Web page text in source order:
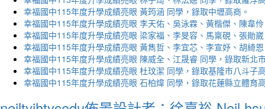
幸福國中115年度升學成績亮眼 黃筠涵 同學，錄取中壢高商。
幸福國中115年度升學成績亮眼 李天佑、吳泳霖、黃楷傑、陳韋
幸福國中115年度升學成績亮眼 梁家福、李旻容、馬稟硯、張勛
幸福國中115年度升學成績亮眼 黃雋哲、李宜芯、李宣妤、胡綺
幸福國中115年度升學成績亮眼 陳威全、江晟睿 同學，錄取新北
幸福國中115年度升學成績亮眼 杜玟潔 同學，錄取基隆市八斗子
幸福國中115年度升學成績亮眼 石柏煒 同學，錄取花蓮縣立體育